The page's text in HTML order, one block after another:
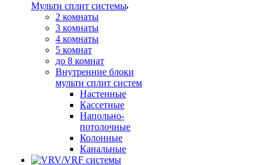
Мульти сплит системы
2 комнаты
3 комнаты
4 комнаты
5 комнат
до 8 комнат
Внутренние блоки
мульти сплит систем
Настенные
Кассетные
Напольно-
потолочные
Колонные
Канальные